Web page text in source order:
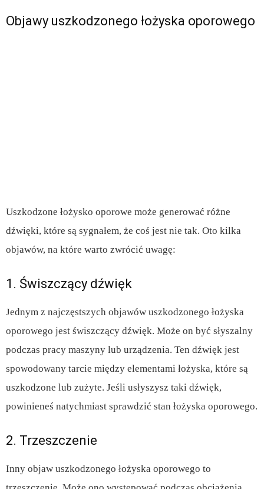
Objawy uszkodzonego łożyska oporowego
Uszkodzone łożysko oporowe może generować różne
dźwięki, które są sygnałem, że coś jest nie tak. Oto kilka
objawów, na które warto zwrócić uwagę:
1. Świszczący dźwięk
Jednym z najczęstszych objawów uszkodzonego łożyska
oporowego jest świszczący dźwięk. Może on być słyszalny
podczas pracy maszyny lub urządzenia. Ten dźwięk jest
spowodowany tarcie między elementami łożyska, które są
uszkodzone lub zużyte. Jeśli usłyszysz taki dźwięk,
powinieneś natychmiast sprawdzić stan łożyska oporowego.
2. Trzeszczenie
Inny objaw uszkodzonego łożyska oporowego to